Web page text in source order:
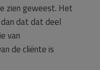
zien geweest. Het
dat dat deel
van
de cliënte is